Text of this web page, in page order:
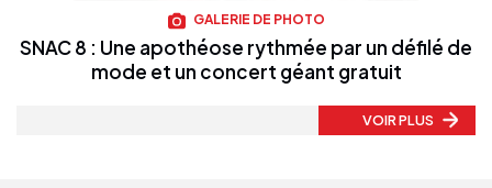
GALERIE DE PHOTO
SNAC 8 : Une apothéose rythmée par un défilé de
mode et un concert géant gratuit
VOIR PLUS